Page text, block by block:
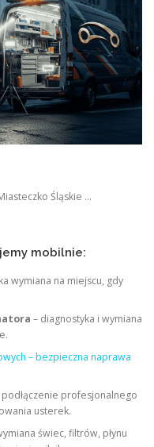
mobilnie:
wymiana na miejscu, gdy
– diagnostyka i wymiana
– bezpieczna naprawa
podłączenie profesjonalnego
usterek.
świec, filtrów, płynu